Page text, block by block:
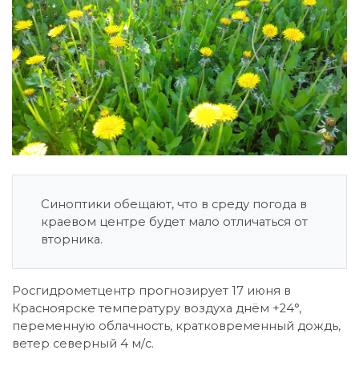
Синоптики обещают, что в среду погода в
краевом центре будет мало отличаться от
вторника.
Росгидрометцентр прогнозирует 17 июня в
Красноярске температуру воздуха днём +24°,
переменную облачность, кратковременный дождь,
ветер северный 4 м/с.